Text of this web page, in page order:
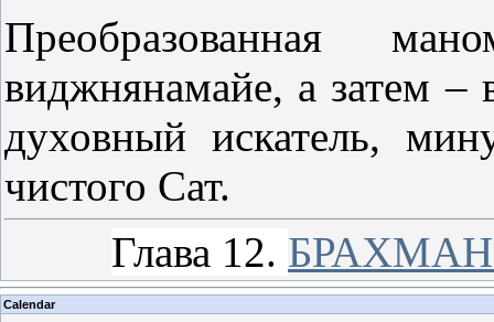
Преобразованная
виджнянамайе, а затем –
духовный искатель,
чистого Сат.
Глава 12.
Calendar